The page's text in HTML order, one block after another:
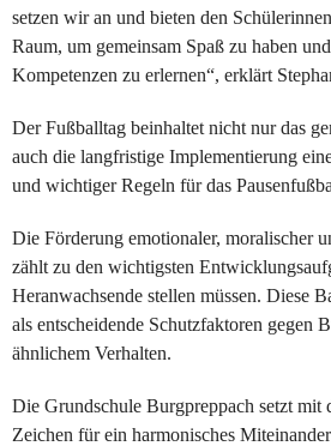
setzen wir an und bieten den
Raum, um gemeinsam Spaß zu haben
Kompetenzen zu erlernen“, erklärt
Der Fußballtag beinhaltet nicht nur das
auch die langfristige Implementierung
und wichtiger Regeln für das
Die Förderung emotionaler, moralischer
zählt zu den wichtigsten
Heranwachsende stellen müssen. Diese
als entscheidende Schutzfaktoren gegen
ähnlichem Verhalten.
Die Grundschule Burgpreppach setzt mit
Zeichen für ein harmonisches